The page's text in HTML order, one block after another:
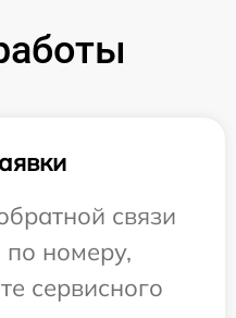
связи
номеру,
сервисного